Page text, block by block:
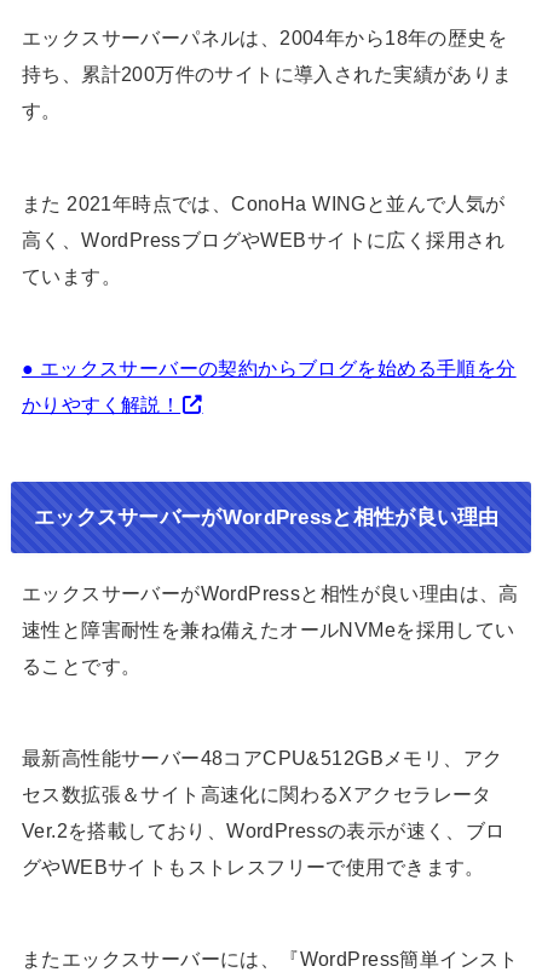
エックスサーバーパネルは、2004年から18年の歴史を
持ち、累計200万件のサイトに導入された実績がありま
す。
また 2021年時点では、ConoHa WINGと並んで人気が
高く、WordPressブログやWEBサイトに広く採用され
ています。
● エックスサーバーの契約からブログを始める手順を分
かりやすく解説！
エックスサーバーがWordPressと相性が良い理由
エックスサーバーがWordPressと相性が良い理由は、高
速性と障害耐性を兼ね備えたオールNVMeを採用してい
ることです。
最新高性能サーバー48コアCPU&512GBメモリ、アク
セス数拡張＆サイト高速化に関わるXアクセラレータ
Ver.2を搭載しており、WordPressの表示が速く、ブロ
グやWEBサイトもストレスフリーで使用できます。
またエックスサーバーには、『WordPress簡単インスト